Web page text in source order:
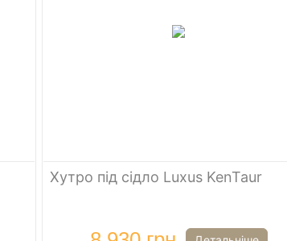
Хутро під сідло Luxus KenTaur